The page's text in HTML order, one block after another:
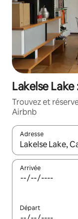
Lakelse
Trouvez et
Airbnb
Adresse
Lorsque les
Arrivée
Départ